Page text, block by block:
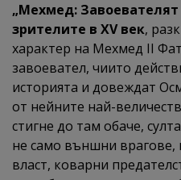
„Мехмед: Завоевателят
зрителите в XV век,
характер на Мехмед II
завоевател, чиито
историята и довеждат
от нейните най-
стигне до там обаче,
не само външни
власт, коварни